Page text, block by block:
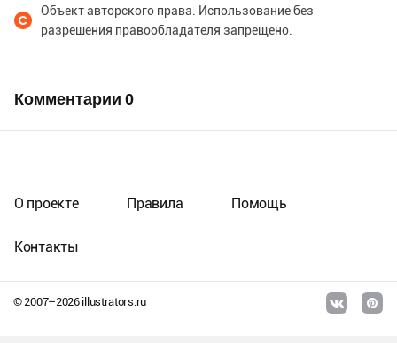
Объект авторского права. Использование без
разрешения правообладателя запрещено.
Комментарии 0
© 2007–2026illustrators.ru
О проекте Правила Помощь
Контакты